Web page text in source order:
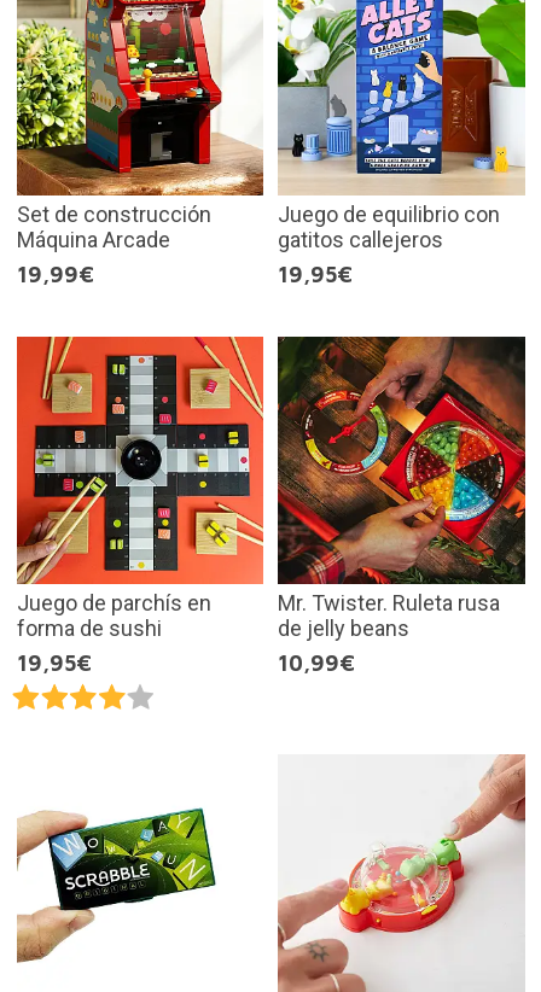
Set de construcción
Máquina Arcade
19,99€
Juego de equilibrio con
gatitos callejeros
19,95€
Juego de parchís en
forma de sushi
19,95€
Mr. Twister. Ruleta rusa
de jelly beans
10,99€